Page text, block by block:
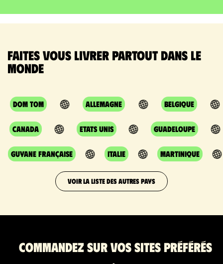
Faites vous livrer partout dans le
monde
DOM TOM Allemagne Belgique
Canada Etats Unis Guadeloupe
Guyane Française Italie Martinique
VOIR LA LISTE DES AUTRES PAYS
Commandez sur vos sites préférés